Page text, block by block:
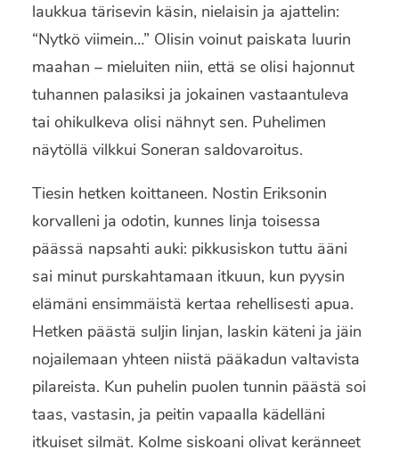
laukkua tärisevin käsin, nielaisin ja ajattelin:
“Nytkö viimein…” Olisin voinut paiskata luurin
maahan – mieluiten niin, että se olisi hajonnut
tuhannen palasiksi ja jokainen vastaantuleva
tai ohikulkeva olisi nähnyt sen. Puhelimen
näytöllä vilkkui Soneran saldovaroitus.
Tiesin hetken koittaneen. Nostin Eriksonin
korvalleni ja odotin, kunnes linja toisessa
päässä napsahti auki: pikkusiskon tuttu ääni
sai minut purskahtamaan itkuun, kun pyysin
elämäni ensimmäistä kertaa rehellisesti apua.
Hetken päästä suljin linjan, laskin käteni ja jäin
nojailemaan yhteen niistä pääkadun valtavista
pilareista. Kun puhelin puolen tunnin päästä soi
taas, vastasin, ja peitin vapaalla kädelläni
itkuiset silmät. Kolme siskoani olivat keränneet